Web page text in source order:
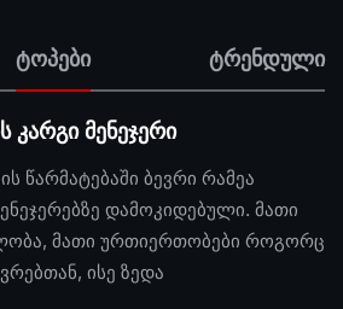
ტოპები ტრენდული
მენეჯერი
წარმატებაში ბევრი რამეა
დამოკიდებული. მათი
მათი ურთიერთობები როგორც
ისე ზედა